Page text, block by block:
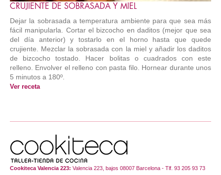
CRUJIENTE DE SOBRASADA Y MIEL
Dejar la sobrasada a temperatura ambiente para que sea más
fácil manipularla. Cortar el bizcocho en daditos (mejor que sea
del día anterior) y tostarlo en el horno hasta que quede
crujiente. Mezclar la sobrasada con la miel y añadir los daditos
de bizcocho tostado. Hacer bolitas o cuadrados con este
relleno. Envolver el relleno con pasta filo. Hornear durante unos
5 minutos a 180º.
Ver receta
Cookiteca Valencia 223: Valencia 223, bajos 08007 Barcelona - Tlf. 93 205 93 73